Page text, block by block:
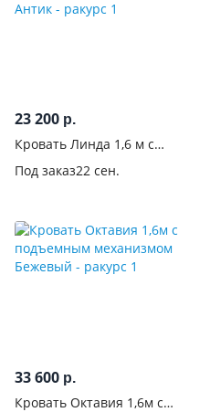
23 200 р.
Кровать Линда 1,6 м с
Антик
Под заказ22 сен.
33 600 р.
Кровать Октавия 1,6м с